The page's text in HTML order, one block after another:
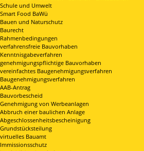
Schule und Umwelt
Smart Food BaWü
Bauen und Naturschutz
Baurecht
Rahmenbedingungen
verfahrensfreie Bauvorhaben
Kenntnisgabeverfahren
genehmigungspflichtige Bauvorhaben
vereinfachtes Baugenehmigungsverfahren
Baugenehmigungsverfahren
AAB-Antrag
Bauvorbescheid
Genehmigung von Werbeanlagen
Abbruch einer baulichen Anlage
Abgeschlossenheitsbescheinigung
Grundstücksteilung
virtuelles Bauamt
Immissionsschutz